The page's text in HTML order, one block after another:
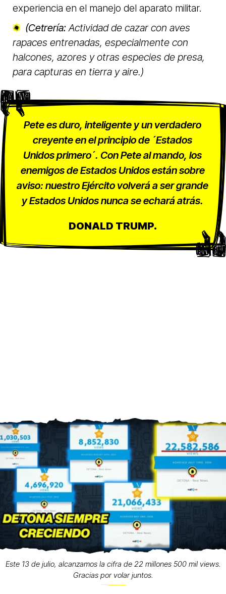
experiencia en el manejo del aparato militar.
(Cetrería: Actividad de cazar con aves
rapaces entrenadas, especialmente con
halcones, azores y otras especies de presa,
para capturas en tierra y aire.)
Pete es duro, inteligente y un verdadero
creyente en el principio de ´Estados
Unidos primero´. Con Pete al mando, los
enemigos de Estados Unidos están sobre
aviso: nuestro Ejército volverá a ser grande
y Estados Unidos nunca se echará atrás.
DONALD TRUMP.
Este 13 de julio, alcanzamos la cifra de 22 millones 500 mil views.
Gracias por volar juntos.